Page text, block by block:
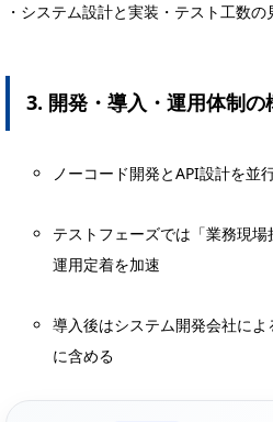
・システム設計と実装・テスト工数
3. 開発・導入・運用体制の
ノーコード開発とAPI設計を並
テストフェーズでは「業務現
運用定着を加速
導入後はシステム開発会社に
に含める